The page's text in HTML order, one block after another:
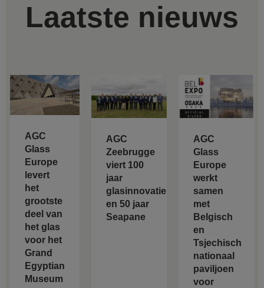
Laatste nieuws
AGC
Glass
Europe
levert
het
grootste
deel van
het glas
voor het
Grand
Egyptian
Museum
AGC
Zeebrugge
viert 100
jaar
glasinnovatie
en 50 jaar
Seapane
AGC
Glass
Europe
werkt
samen
met
Belgisch
en
Tsjechisch
nationaal
paviljoen
voor